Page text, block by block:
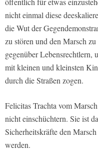
nicht einmal diese
die Wut der
zu stören und den Marsch
gegenüber Lebensrechtlern,
mit kleinen und kleinsten
durch die Straßen zogen.
Felicitas Trachta vom
nicht einschüchtern. Sie ist
Sicherheitskräfte den
werden.